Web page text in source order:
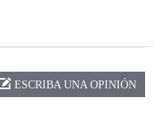
ESCRIBA UNA OPINIÓN